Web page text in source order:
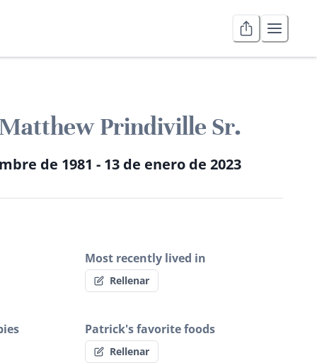
Prindiville Sr.
de 1981 - 13 de enero de 2023
Most recently lived in
Rellenar
Patrick's favorite foods
Rellenar